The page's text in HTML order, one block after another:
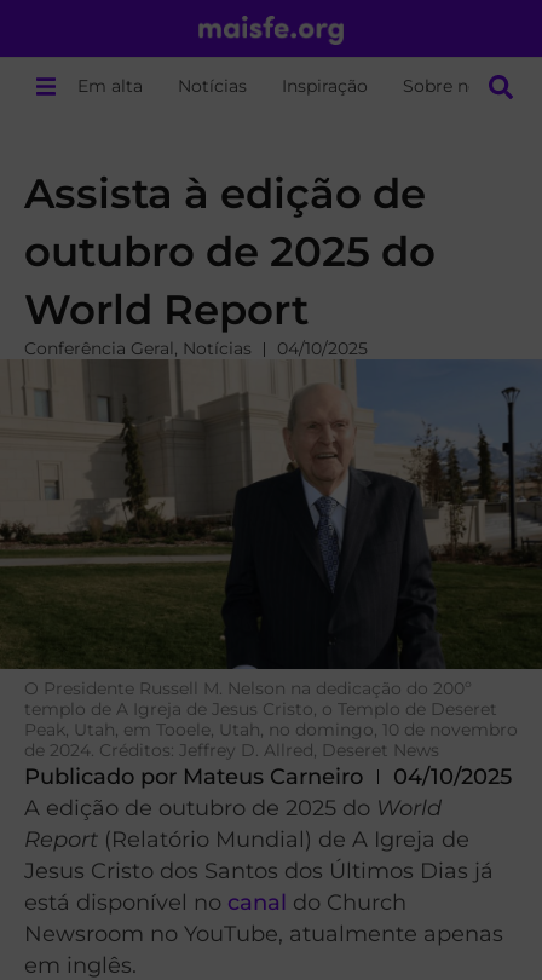
Em alta Notícias Inspiração Sobre nós
Assista à edição de
outubro de 2025 do
World Report
Conferência Geral, Notícias 04/10/2025
O Presidente Russell M. Nelson na dedicação do 200º
templo de A Igreja de Jesus Cristo, o Templo de Deseret
Peak, Utah, em Tooele, Utah, no domingo, 10 de novembro
de 2024. Créditos: Jeffrey D. Allred, Deseret News
Publicado por Mateus Carneiro
04/10/2025
A edição de outubro de 2025 do World
Report (Relatório Mundial) de A Igreja de
Jesus Cristo dos Santos dos Últimos Dias já
está disponível no canal do Church
Newsroom no YouTube, atualmente apenas
em inglês.